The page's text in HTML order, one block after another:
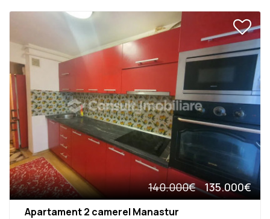
135.000€
140.000€
Apartament 2 camere| Manastur